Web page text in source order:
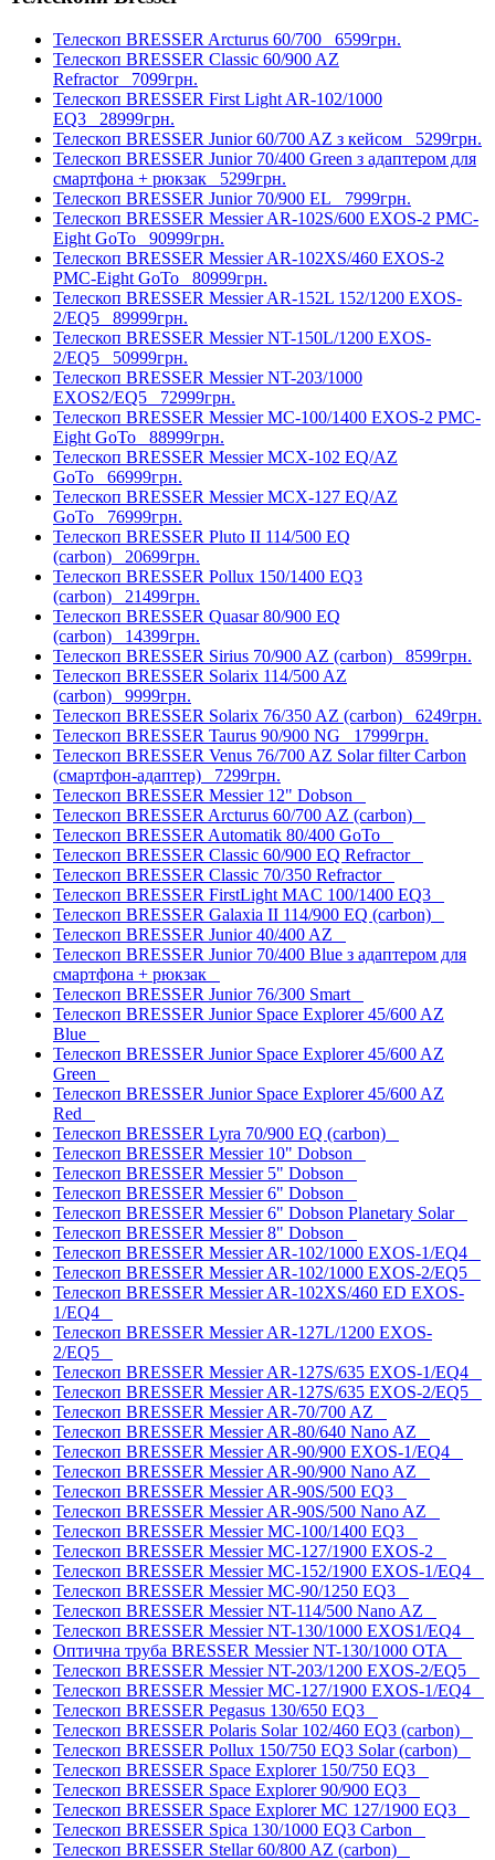
Телескоп BRESSER Arcturus 60/700 6599грн.
Телескоп BRESSER Classic 60/900 AZ
Refractor 7099грн.
Телескоп BRESSER First Light AR-102/1000
EQ3 28999грн.
Телескоп BRESSER Junior 60/700 AZ з кейсом 5299грн.
Телескоп BRESSER Junior 70/400 Green з адаптером для
смартфона + рюкзак 5299грн.
Телескоп BRESSER Junior 70/900 EL 7999грн.
Телескоп BRESSER Messier AR-102S/600 EXOS-2 PMC-
Eight GoTo 90999грн.
Телескоп BRESSER Messier AR-102XS/460 EXOS-2
PMC-Eight GoTo 80999грн.
Телескоп BRESSER Messier AR-152L 152/1200 EXOS-
2/EQ5 89999грн.
Телескоп BRESSER Messier NT-150L/1200 EXOS-
2/EQ5 50999грн.
Телескоп BRESSER Messier NT-203/1000
EXOS2/EQ5 72999грн.
Телескоп BRESSER Messier МС-100/1400 EXOS-2 PMC-
Eight GoTo 88999грн.
Телескоп BRESSER Messier МСX-102 EQ/AZ
GoTo 66999грн.
Телескоп BRESSER Messier МСX-127 EQ/AZ
GoTo 76999грн.
Телескоп BRESSER Pluto II 114/500 EQ
(carbon) 20699грн.
Телескоп BRESSER Pollux 150/1400 EQ3
(carbon) 21499грн.
Телескоп BRESSER Quasar 80/900 EQ
(carbon) 14399грн.
Телескоп BRESSER Sirius 70/900 AZ (carbon) 8599грн.
Телескоп BRESSER Solarix 114/500 AZ
(carbon) 9999грн.
Телескоп BRESSER Solarix 76/350 AZ (carbon) 6249грн.
Телескоп BRESSER Taurus 90/900 NG 17999грн.
Телескоп BRESSER Venus 76/700 AZ Solar filter Carbon
(смартфон-адаптер) 7299грн.
Телескоп BRESSER Messier 12" Dobson
Телескоп BRESSER Arcturus 60/700 AZ (carbon)
Телескоп BRESSER Automatik 80/400 GoTo
Телескоп BRESSER Classic 60/900 EQ Refractor
Телескоп BRESSER Classic 70/350 Refractor
Телескоп BRESSER FirstLight MAC 100/1400 EQ3
Телескоп BRESSER Galaxia II 114/900 EQ (carbon)
Телескоп BRESSER Junior 40/400 AZ
Телескоп BRESSER Junior 70/400 Blue з адаптером для
смартфона + рюкзак
Телескоп BRESSER Junior 76/300 Smart
Телескоп BRESSER Junior Space Explorer 45/600 AZ
Blue
Телескоп BRESSER Junior Space Explorer 45/600 AZ
Green
Телескоп BRESSER Junior Space Explorer 45/600 AZ
Red
Телескоп BRESSER Lyra 70/900 EQ (carbon)
Телескоп BRESSER Messier 10" Dobson
Телескоп BRESSER Messier 5" Dobson
Телескоп BRESSER Messier 6" Dobson
Телескоп BRESSER Messier 6" Dobson Planetary Solar
Телескоп BRESSER Messier 8" Dobson
Телескоп BRESSER Messier AR-102/1000 EXOS-1/EQ4
Телескоп BRESSER Messier AR-102/1000 EXOS-2/EQ5
Телескоп BRESSER Messier AR-102XS/460 ED EXOS-
1/EQ4
Телескоп BRESSER Messier AR-127L/1200 EXOS-
2/EQ5
Телескоп BRESSER Messier AR-127S/635 EXOS-1/EQ4
Телескоп BRESSER Messier AR-127S/635 EXOS-2/EQ5
Телескоп BRESSER Messier AR-70/700 AZ
Телескоп BRESSER Messier AR-80/640 Nano AZ
Телескоп BRESSER Messier AR-90/900 EXOS-1/EQ4
Телескоп BRESSER Messier AR-90/900 Nano AZ
Телескоп BRESSER Messier AR-90S/500 EQ3
Телескоп BRESSER Messier AR-90S/500 Nano AZ
Телескоп BRESSER Messier MC-100/1400 EQ3
Телескоп BRESSER Messier MC-127/1900 EXOS-2
Телескоп BRESSER Messier MC-152/1900 EXOS-1/EQ4
Телескоп BRESSER Messier MC-90/1250 EQ3
Телескоп BRESSER Messier NT-114/500 Nano AZ
Телескоп BRESSER Messier NT-130/1000 EXOS1/EQ4
Оптична труба BRESSER Messier NT-130/1000 OTA
Телескоп BRESSER Messier NT-203/1200 EXOS-2/EQ5
Телескоп BRESSER Messier МС-127/1900 EXOS-1/EQ4
Телескоп BRESSER Pegasus 130/650 EQ3
Телескоп BRESSER Polaris Solar 102/460 EQ3 (carbon)
Телескоп BRESSER Pollux 150/750 EQ3 Solar (carbon)
Телескоп BRESSER Space Explorer 150/750 EQ3
Телескоп BRESSER Space Explorer 90/900 EQ3
Телескоп BRESSER Space Explorer MC 127/1900 EQ3
Телескоп BRESSER Spica 130/1000 EQ3 Carbon
Телескоп BRESSER Stellar 60/800 AZ (carbon)